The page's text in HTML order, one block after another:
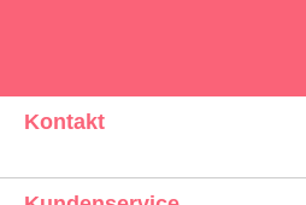
Kontakt